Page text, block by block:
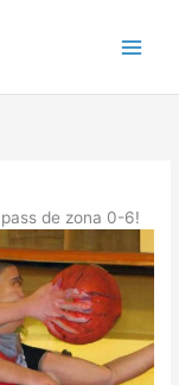
de zona 0-6!